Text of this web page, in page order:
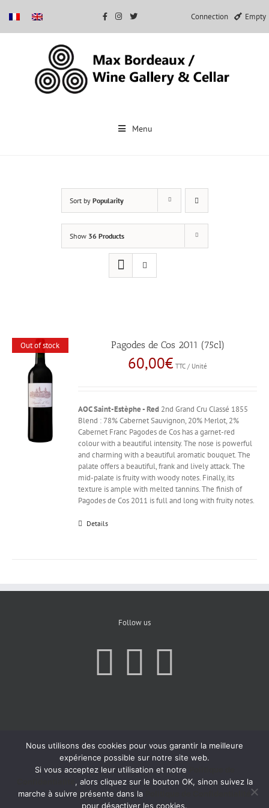
Connection Empty
Menu
Sort by Popularity
Show 36 Products
Out of stock Pagodes de Cos 2011 (75cl)
60,00€ TTC / Unité
AOC Saint-Estèphe - Red 2nd Grand Cru Classé 1855
Blend : 78% Cabernet Sauvignon, 20% Merlot, 2%
Cabernet Franc Pagodes de Cos has a garnet-red
colour with a beautiful intensity. The nose is powerful
and charming with a beautiful aromatic bouquet. The
palate offers a beautiful, frank and lively attack. The
mid-palate is fruity with woody notes. Finally, its
texture is ample with melted tannins. The finish of
Pagodes de Cos 2011 is full and long with fruity notes.
Details
Follow us
Nous utilisons des cookies pour vous garantir la meilleure
expérience possible sur notre site web.
Si vous acceptez leur utilisation et notre
, alors cliquez sur le bouton OK, sinon suivez la
marche à suivre présente dans la
pour désactiver les cookies.